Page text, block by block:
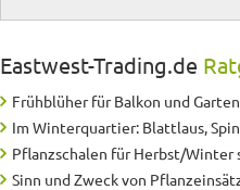
Eastwest-Trading.de
Frühblüher für Balkon und
Im Winterquartier: Blattlaus,
Pflanzschalen für Herbst/Winter
Sinn und Zweck von